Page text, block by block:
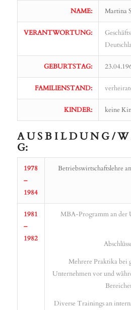
NAME: Martina
VERANTWORTUNG:
GEBURTSTAG:
FAMILIENSTAND:
KINDER: keine
A U S B I L D U N G / W
G:
1978
–
1984
Betriebswirtschaftslehre
1981
–
1982
MBA-Programm an der
Mehrere Praktika bei
Unternehmen vor und
Diverse Trainings an